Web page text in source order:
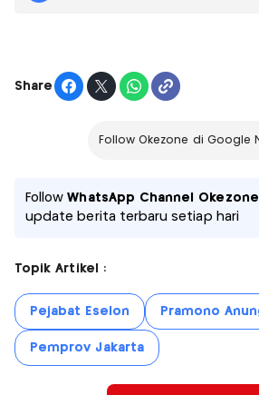
Share
Follow Okezone di Google
FollowWhatsApp Channel Okezone
update berita terbaru setiap hari
Topik Artikel :
Pejabat Eselon Pramono
Pemprov Jakarta